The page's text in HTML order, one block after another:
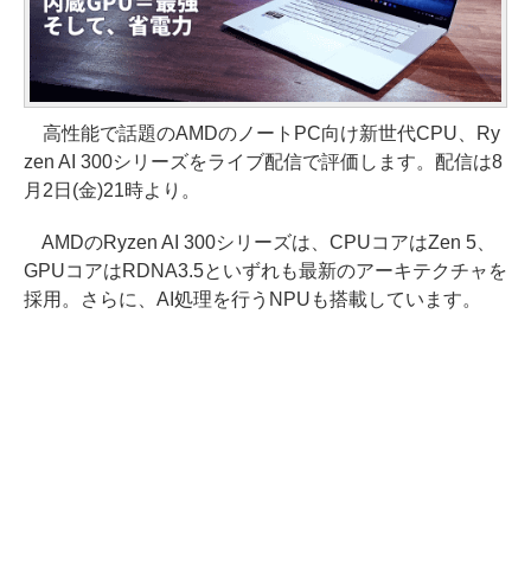
高性能で話題のAMDのノートPC向け新世代CPU、Ry
zen AI 300シリーズをライブ配信で評価します。配信は8
月2日(金)21時より。
AMDのRyzen AI 300シリーズは、CPUコアはZen 5、
GPUコアはRDNA3.5といずれも最新のアーキテクチャを
採用。さらに、AI処理を行うNPUも搭載しています。